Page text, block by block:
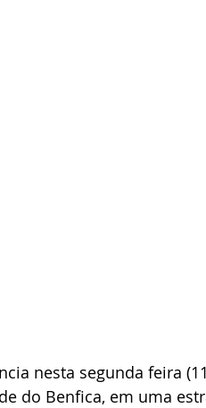
nesta segunda feira
do Benfica, em uma